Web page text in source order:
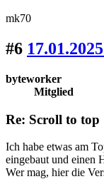
mk70
#6
byteworker
Mitglied
Re: Scroll to top
Ich habe etwas am
eingebaut und einen
Wer mag, hier die